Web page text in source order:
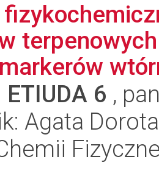
ETIUDA 6 ,
Agata